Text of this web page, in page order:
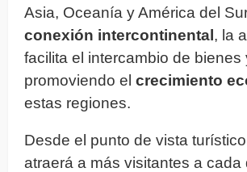
Asia, Oceanía y América del
conexión intercontinental , la
facilita el intercambio de bienes
promoviendo el crecimiento
estas regiones.
Desde el punto de vista
atraerá a más visitantes a cada